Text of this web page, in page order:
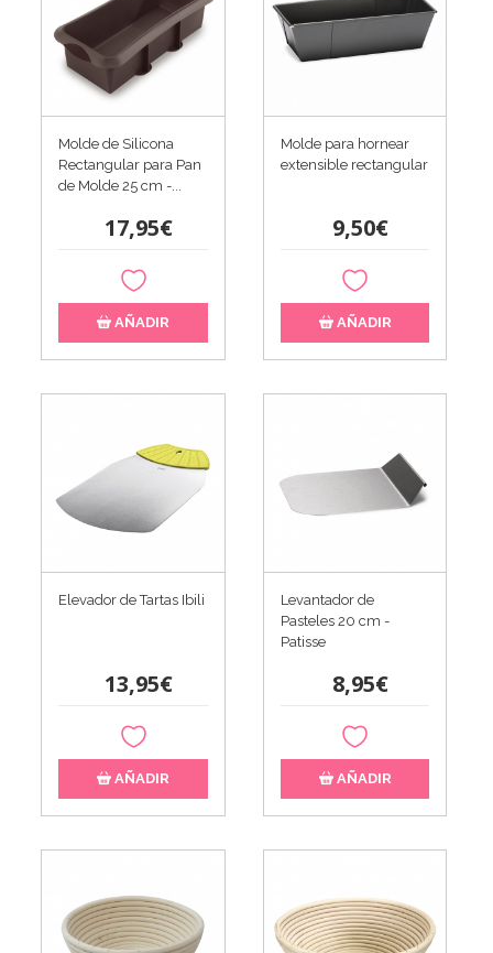
Molde de Silicona
Rectangular para Pan
de Molde 25 cm -...
17,95€
AÑADIR
Molde para hornear
extensible rectangular
9,50€
AÑADIR
Elevador de Tartas Ibili
13,95€
AÑADIR
Levantador de
Pasteles 20 cm -
Patisse
8,95€
AÑADIR